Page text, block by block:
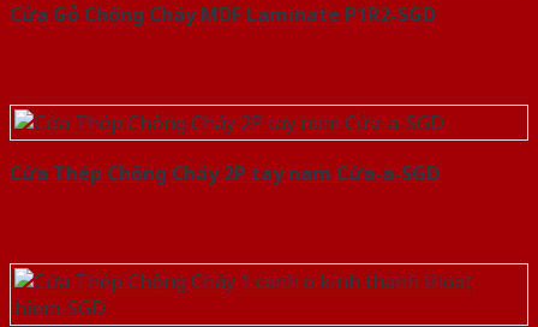
Cửa Gỗ Chống Cháy MDF Laminate P1R2-SGD
Cửa Thép Chống Cháy 2P tay nam Cửa-a-SGD